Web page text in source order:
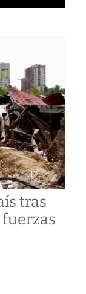
tras